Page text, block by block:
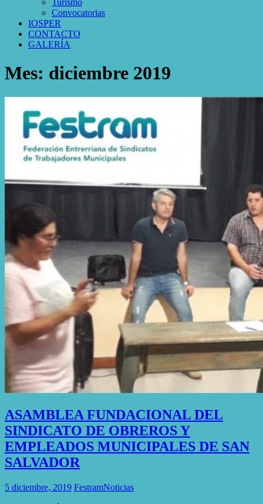
Turismo
Convocatorias
IOSPER
CONTACTO
GALERÍA
Mes: diciembre 2019
ASAMBLEA FUNDACIONAL DEL
SINDICATO DE OBREROS Y
EMPLEADOS MUNICIPALES DE SAN
SALVADOR
5 diciembre, 2019 FestramNoticias